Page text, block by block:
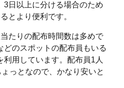
3日以上に分ける場合のため
とより便利です。
たりの配布時間数は多めで
どのスポットの配布員もいる
用しています。配布員1人
っとなので、かなり安いと